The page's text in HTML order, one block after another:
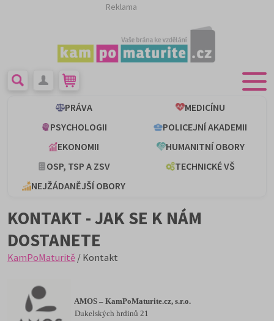
Reklama
PRÁVA
MEDICÍNU
PSYCHOLOGII
POLICEJNÍ AKADEMII
EKONOMII
HUMANITNÍ OBORY
OSP, TSP A ZSV
TECHNICKÉ VŠ
NEJŽÁDANĚJŠÍ OBORY
KONTAKT - JAK SE K NÁM
DOSTANETE
KamPoMaturitě / Kontakt
AMOS – KamPoMaturite.cz, s.r.o.
Dukelských hrdinů 21